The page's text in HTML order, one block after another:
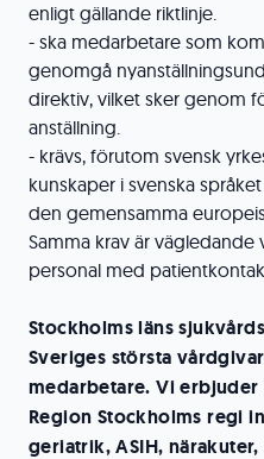
enligt gällande riktlinje.
- ska medarbetare som
genomgå
direktiv, vilket sker genom
anställning.
- krävs, förutom svensk
kunskaper i svenska
den gemensamma
Samma krav är
personal med
Stockholms läns
Sveriges största
medarbetare. Vi
Region Stockholms regi
geriatrik, ASIH,